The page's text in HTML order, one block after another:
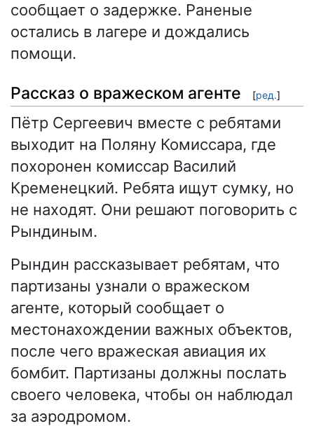
сообщает о задержке. Раненые
остались в лагере и дождались
помощи.
Рассказ о вражеском агенте [ред.]
Пётр Сергеевич вместе с ребятами
выходит на Поляну Комиссара, где
похоронен комиссар Василий
Кременецкий. Ребята ищут сумку, но
не находят. Они решают поговорить с
Рындиным.
Рындин рассказывает ребятам, что
партизаны узнали о вражеском
агенте, который сообщает о
местонахождении важных объектов,
после чего вражеская авиация их
бомбит. Партизаны должны послать
своего человека, чтобы он наблюдал
за аэродромом.